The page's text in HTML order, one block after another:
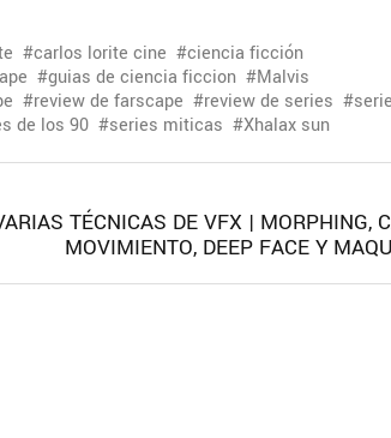
carlos lorite cine
ciencia ficción
guias de ciencia ficcion
Malvis
review de farscape review de series
de los 90 series miticas Xhalax sun
TÉCNICAS DE VFX | MORPHING,
MOVIMIENTO, DEEP FACE Y